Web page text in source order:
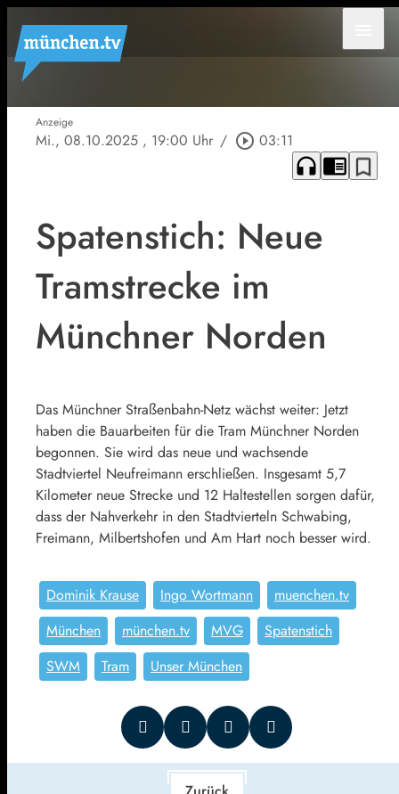
Anzeige
Mi., 08.10.2025 , 19:00 Uhr / play_circle_outline 03:11
headphones chrome_reader_mode bookmark_border
Spatenstich: Neue
Tramstrecke im
Münchner Norden
Das Münchner Straßenbahn-Netz wächst weiter: Jetzt
haben die Bauarbeiten für die Tram Münchner Norden
begonnen. Sie wird das neue und wachsende
Stadtviertel Neufreimann erschließen. Insgesamt 5,7
Kilometer neue Strecke und 12 Haltestellen sorgen dafür,
dass der Nahverkehr in den Stadtvierteln Schwabing,
Freimann, Milbertshofen und Am Hart noch besser wird.
Dominik Krause Ingo Wortmann
muenchen.tv
München
münchen.tv MVG
Spatenstich
SWM
Tram Unser München